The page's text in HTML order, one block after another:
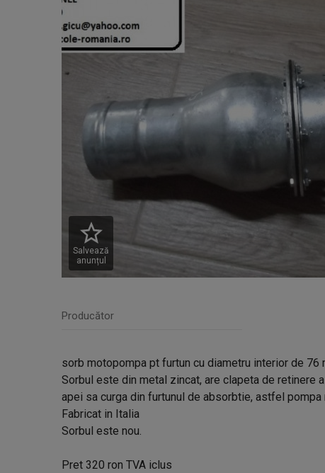
Salvează
anunțul
Producător
sorb motopompa pt furtun cu diametru interior de 76
Sorbul este din metal zincat, are clapeta de retinere
apei sa curga din furtunul de absorbtie, astfel pompa
Fabricat in Italia
Sorbul este nou.
Pret 320 ron TVA iclus